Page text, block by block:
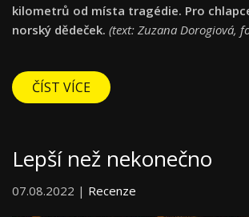
kilometrů od místa tragédie. Pro
norský dědeček. (text: Zuzana Dorogiová,
ČÍST VÍCE
Lepší než nekonečno
07.08.2022 | Recenze